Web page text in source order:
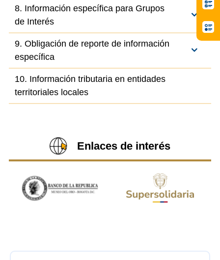
8. Información específica para Grupos
de Interés
9. Obligación de reporte de información
específica
10. Información tributaria en entidades
territoriales locales
Enlaces de interés